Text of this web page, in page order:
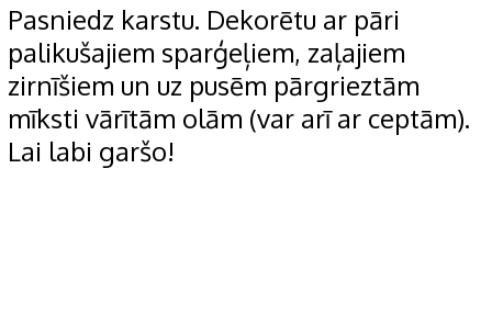
Pasniedz karstu. Dekorētu ar pāri
palikušajiem sparģeļiem, zaļajiem
zirnīšiem un uz pusēm pārgrieztām
mīksti vārītām olām (var arī ar ceptām).
Lai labi garšo!